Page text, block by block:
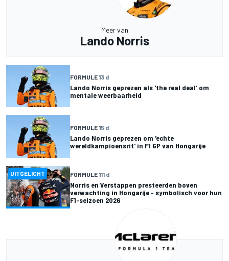
Meer van
Lando Norris
FORMULE 13 d
Lando Norris geprezen als 'the real deal' om
mentale weerbaarheid
FORMULE 15 d
Lando Norris geprezen om 'echte
wereldkampioensrit' in F1 GP van Hongarije
UITGELICHT FORMULE 111 d
Norris en Verstappen presteerden boven
verwachting in Hongarije - symbolisch voor hun
F1-seizoen 2026